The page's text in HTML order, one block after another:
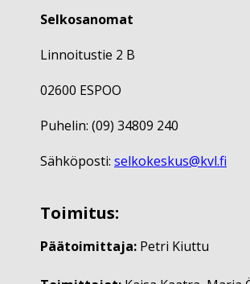
Selkosanomat
Linnoitustie 2 B
02600 ESPOO
Puhelin: (09) 34809 240
Sähköposti: selkokeskus@kvl.fi
Toimitus:
Päätoimittaja: Petri Kiuttu